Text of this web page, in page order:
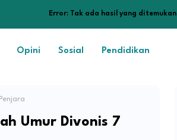
Error: Tak ada hasil yang ditemukan
Opini Sosial Pendidikan
Umur Divonis 7